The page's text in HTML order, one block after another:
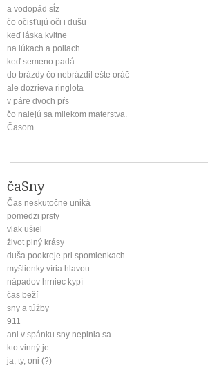
a vodopád sĺz
čo očisťujú oči i dušu
keď láska kvitne
na lúkach a poliach
keď semeno padá
do brázdy čo nebrázdil ešte oráč
ale dozrieva ringlota
v páre dvoch pŕs
čo nalejú sa mliekom materstva.
Časom ...
čaSny
Čas neskutočne uniká
pomedzi prsty
vlak ušiel
život plný krásy
duša pookreje pri spomienkach
myšlienky víria hlavou
nápadov hrniec kypí
čas beží
sny a túžby
911
ani v spánku sny neplnia sa
kto vinný je
ja, ty, oni (?)